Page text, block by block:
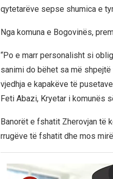
qytetarëve sepse shumica e
Nga komuna e Bogovinës,
“Po e marr personalisht si
sanimi do bëhet sa më
vjedhja e kapakëve të
Feti Abazi, Kryetar i komunës
Banorët e fshatit Zherovjan të
rrugëve të fshatit dhe mos